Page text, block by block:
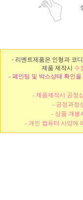
- 리멘트제품은 인형과 코
제품 제작시 수
- 페인팅 및 박스상태 확인
- 제품제작시 공정
- 공정과정
- 상품 개봉
- 개인 컴퓨터 사양에